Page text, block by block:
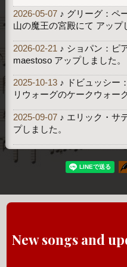
2026-05-07 ♪ グリーグ：ペ
山の魔王の宮殿にて アップ
2026-02-21 ♪ ショパン：ピ
maestoso アップしました。
2025-10-13 ♪ ドビュッシー
リウォーグのケークウォー
2025-09-07 ♪ エリック・サ
プしました。
New songs and